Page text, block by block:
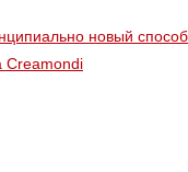
новый
Creamondi